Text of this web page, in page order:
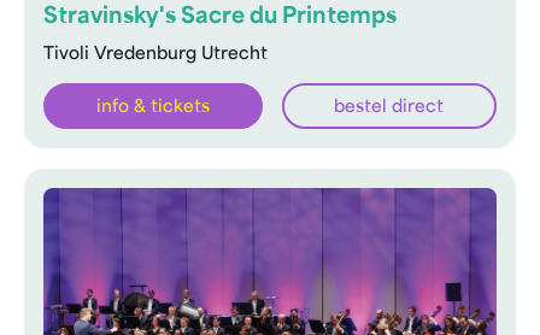
Tivoli Vredenburg Utrecht
Stravinsky's Sacre du Printemps
info & tickets bestel direct